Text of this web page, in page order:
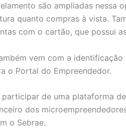
são ampliadas nessa
quanto compras à vista.
com o cartão, que possui
vem com a
o Portal do Empreendedor.
de uma plataforma
dos
o Sebrae.